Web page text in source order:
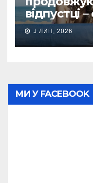
відпустці
J ЛИП, 2026
МИ У FACEBOOK